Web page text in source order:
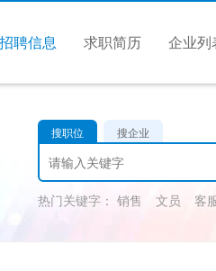
招聘信息 求职简历 企业列
搜职位 搜企业
热门关键字： 销售 文员 客